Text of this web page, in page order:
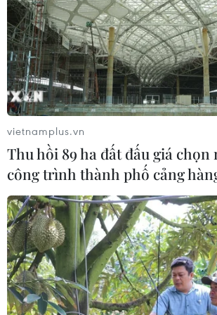
nghiệp
07/08/2026 03:32
Cà Mau quảng bá thương hiệu, kết
nối đầu tư, đưa ngành tôm phát
bền vững
07/08/2026 03:04
Cải cách WTO bế tắc do chưa thống
nhất phạm vi đàm phán
07/08/2026 03:04
Giá vàng trong nước giảm nhẹ,
thương hiệu SJC lùi về ngưỡng 142,2
vietnamplus.vn
Thu hồi 89 ha đất đấu giá chọn
công trình thành phố cảng